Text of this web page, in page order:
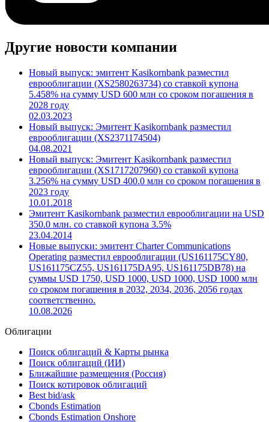
Другие новости компании
Новый выпуск: эмитент Kasikornbank разместил
еврооблигации (XS2580263734) со ставкой купона
5.458% на сумму USD 600 млн со сроком погашения в
2028 году
02.03.2023
Новый выпуск: Эмитент Kasikornbank разместил
еврооблигации (XS2371174504)
04.08.2021
Новый выпуск: Эмитент Kasikornbank разместил
еврооблигации (XS1717207960) со ставкой купона
3.256% на сумму USD 400.0 млн со сроком погашения в
2023 году
10.01.2018
Эмитент Kasikornbank разместил еврооблигации на USD
350.0 млн. со ставкой купона 3.5%
23.04.2014
Новые выпуски: эмитент Charter Communications
Operating разместил еврооблигации (US161175CY80,
US161175CZ55, US161175DA95, US161175DB78) на
суммы USD 1750, USD 1000, USD 1000, USD 1000 млн
со сроком погашения в 2032, 2034, 2036, 2056 годах
соответственно.
10.08.2026
Облигации
Поиск облигаций & Карты рынка
Поиск облигаций (ИИ)
Ближайшие размещения (Россия)
Поиск котировок облигаций
Best bid/ask
Cbonds Estimation
Cbonds Estimation Onshore